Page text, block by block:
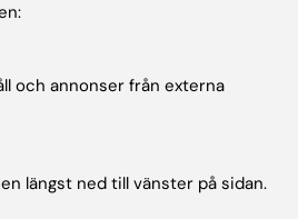
och utbildning
171
Tel:
och annonser från externa
längst ned till vänster på sidan.